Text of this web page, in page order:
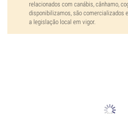
relacionados com canábis, cânhamo,
disponibilizamos, são comercializados
a legislação local em vigor.